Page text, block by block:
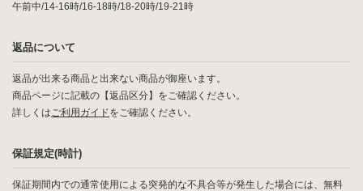
午前中/14-16時/16-18時/18-20時/19-21時
返品について
返品が出来る商品と出来ない商品が御座います。
商品ページに記載の【返品区分】をご確認ください。
詳しくはご利用ガイドをご確認ください。
保証規定(時計)
保証期間内での通常使用による突発的な不具合等が発生した場合には、無料